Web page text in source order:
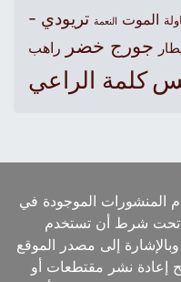
الموت النعمة تريودي -
جورج خضر راهب
كلمة الراعي
المنشورات الموجودة في
تحت شرط أن تستخدم
إلى مصدر الموقع
نشر مقتطعات أو